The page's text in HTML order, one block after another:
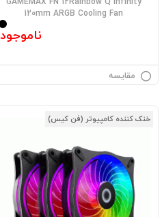
120mm ARGB Cooling Fan
ناموجود
مقایسه
خنک کننده کامپیوتر (فن کیس)